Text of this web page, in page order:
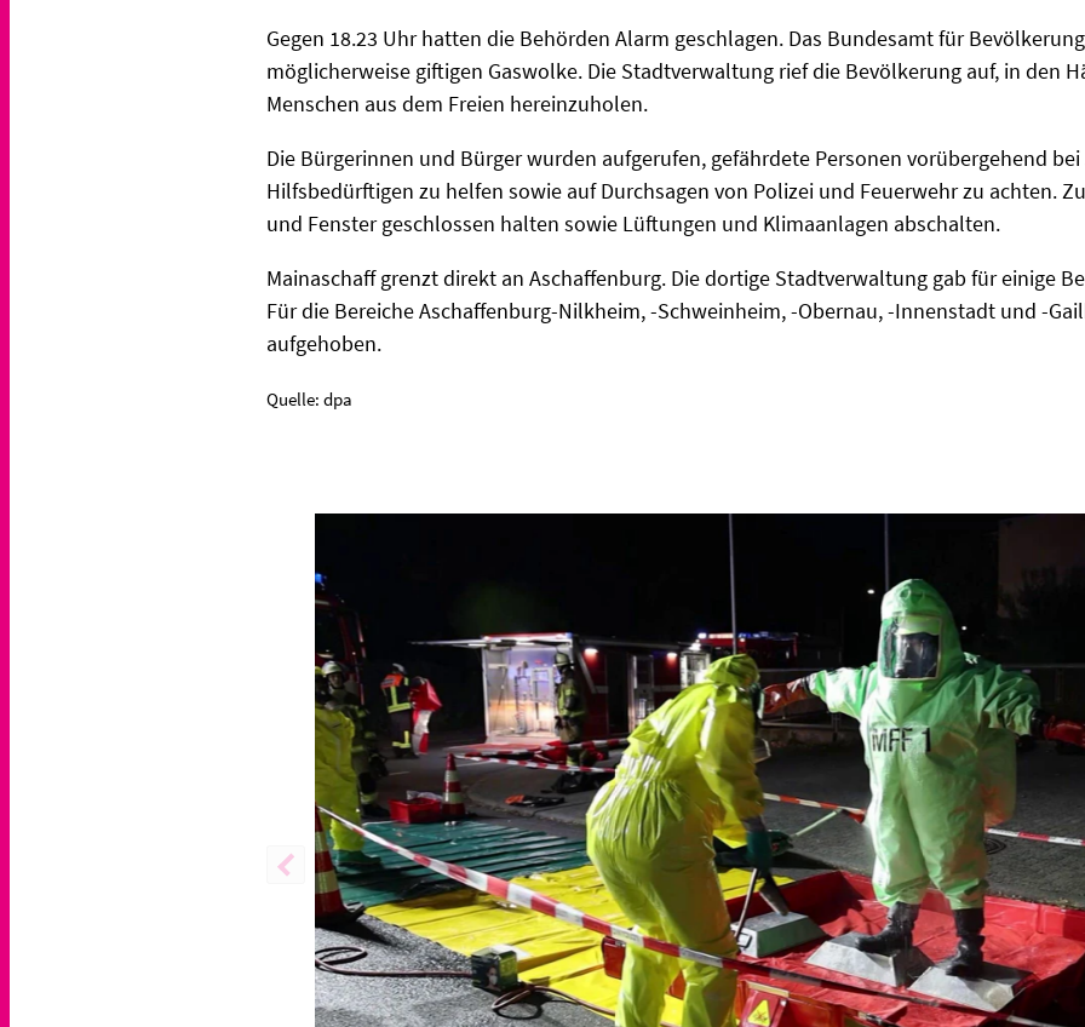
Gegen 18.23 Uhr hatten die Behörden Alarm geschlagen. Das Bundesamt für
möglicherweise giftigen Gaswolke. Die Stadtverwaltung rief die Bevölkerung auf, in den
Menschen aus dem Freien hereinzuholen.
Die Bürgerinnen und Bürger wurden aufgerufen, gefährdete Personen vorübergehend
Hilfsbedürftigen zu helfen sowie auf Durchsagen von Polizei und Feuerwehr zu achten.
und Fenster geschlossen halten sowie Lüftungen und Klimaanlagen abschalten.
Mainaschaff grenzt direkt an Aschaffenburg. Die dortige Stadtverwaltung gab für einige
Für die Bereiche Aschaffenburg-Nilkheim, -Schweinheim, -Obernau, -Innenstadt und -
aufgehoben.
Quelle: dpa